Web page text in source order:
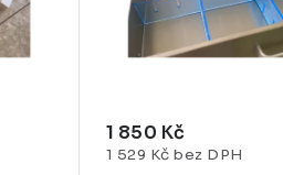
1 529 Kč bez DPH
1 850 Kč